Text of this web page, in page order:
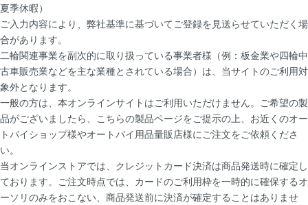
夏季休暇）
ご入力内容により、弊社基準に基づいてご登録を見送らせていただく場
合があります。
二輪関連事業を副次的に取り扱っている事業者様（例：板金業や四輪中
古車販売業などを主な業種とされている場合）は、当サイトのご利用対
象外となります。
一般の方は、本オンラインサイトはご利用いただけません。ご希望の製
品がございましたら、こちらの製品ページをご提示の上、お近くのオー
トバイショップ様やオートバイ用品量販店様にご注文をご依頼くださ
い。
当オンラインストアでは、クレジットカード決済は商品発送時に確定し
ております。ご注文時点では、カードのご利用枠を一時的に確保するオ
ーソリのみをおこない、商品発送前に決済が確定することはありませ